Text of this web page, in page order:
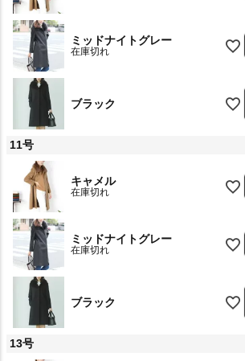
ミッドナイトグレー
在庫切れ
ブラック
11号
キャメル
在庫切れ
ミッドナイトグレー
在庫切れ
ブラック
13号